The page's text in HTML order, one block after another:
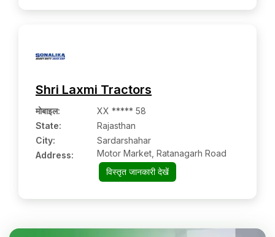
Shri Laxmi Tractors
मोबाइल:
XX ***** 58
State:
Rajasthan
City:
Sardarshahar
Address:
Motor Market, Ratanagarh Road
विस्तृत जानकारी देखें